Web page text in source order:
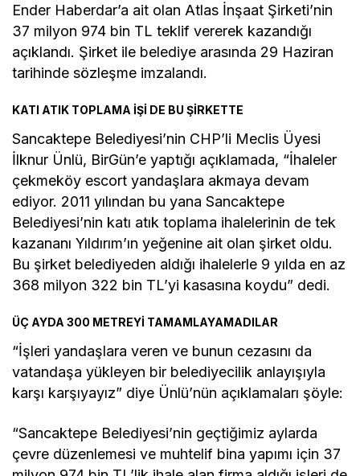
Ender Haberdar’a ait olan Atlas İnşaat Şirketi’nin
37 milyon 974 bin TL teklif vererek kazandığı
açıklandı. Şirket ile belediye arasında 29 Haziran
tarihinde sözleşme imzalandı.
KATI ATIK TOPLAMA İŞİ DE BU ŞİRKETTE
Sancaktepe Belediyesi’nin CHP’li Meclis Üyesi
İlknur Ünlü, BirGün’e yaptığı açıklamada, “İhaleler
çekmeköy escort yandaşlara akmaya devam
ediyor. 2011 yılından bu yana Sancaktepe
Belediyesi’nin katı atık toplama ihalelerinin de tek
kazananı Yıldırım’ın yeğenine ait olan şirket oldu.
Bu şirket belediyeden aldığı ihalelerle 9 yılda en az
368 milyon 322 bin TL’yi kasasına koydu” dedi.
ÜÇ AYDA 300 METREYİ TAMAMLAYAMADILAR
“İşleri yandaşlara veren ve bunun cezasını da
vatandaşa yükleyen bir belediyecilik anlayışıyla
karşı karşıyayız” diye Ünlü’nün açıklamaları şöyle:
“Sancaktepe Belediyesi’nin geçtiğimiz aylarda
çevre düzenlemesi ve muhtelif bina yapımı için 37